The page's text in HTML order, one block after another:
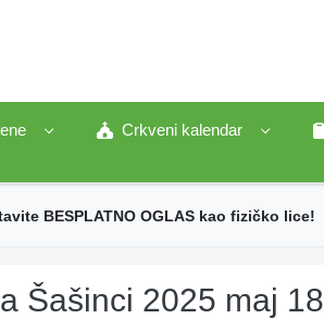
Crkveni kalendar
BESPLATNO OGLAS kao fizičko lice!
Šašinci 2025 maj 18